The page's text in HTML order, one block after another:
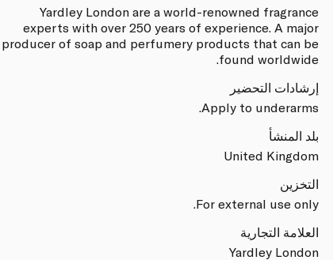
Yardley London are a world-renowned fragrance
experts with over 250 years of experience. A major
producer of soap and perfumery products that can be
found worldwide.
إرشادات التحضير
Apply to underarms.
بلد المنشأ
United Kingdom
التخزين
For external use only.
العلامة التجارية
Yardley London